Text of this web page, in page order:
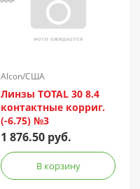
Alcon/США
Линзы TOTAL 30 8.4
контактные корриг.
(-6.75) №3
1 876.50 руб.
В корзину